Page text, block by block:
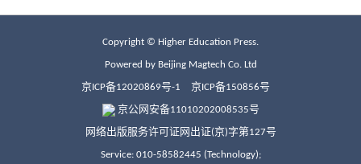
Copyright © Higher Education Press.
Powered by Beijing Magtech Co. Ltd
京ICP备12020869号-1 京ICP备150856号
京公网安备11010202008535号
网络出版服务许可证网出证(京)字第127号
Service: 010-58582445 (Technology);